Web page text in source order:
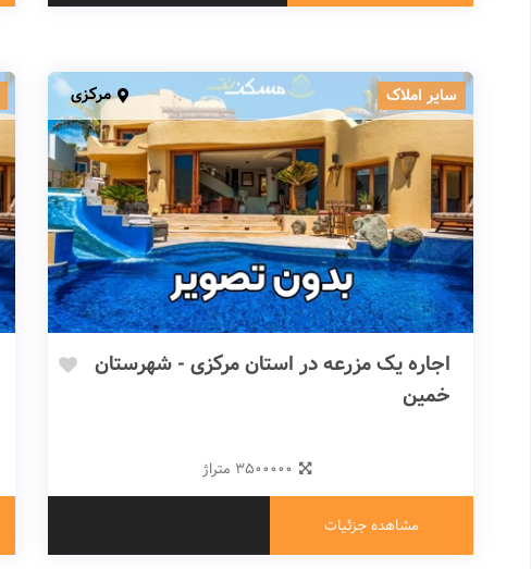
سایر املاک مرکزی
اجاره یک مزرعه در استان مرکزی - شهرستان
خمین
۳۵۰۰۰۰۰ متراژ
مشاهده جزئیات